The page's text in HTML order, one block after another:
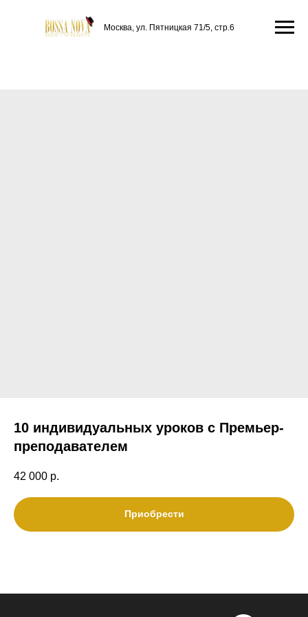
Москва, ул. Пятницкая 71/5, стр.6
10 индивидуальных уроков с Премьер-
преподавателем
42 000 р.
Приобрести